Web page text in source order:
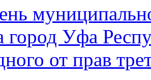
город Уфа
от прав